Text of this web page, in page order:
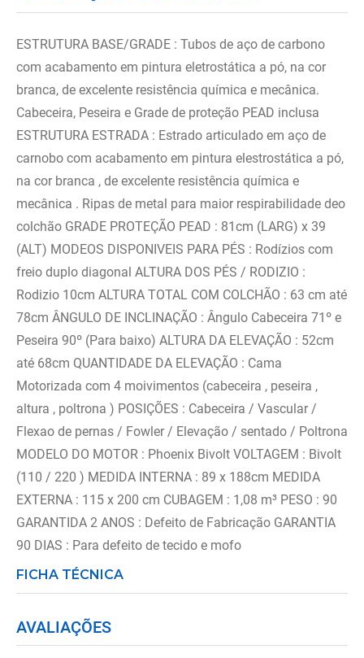
ESTRUTURA BASE/GRADE : Tubos de aço de carbono
com acabamento em pintura eletrostática a pó, na cor
branca, de excelente resistência química e mecânica.
Cabeceira, Peseira e Grade de proteção PEAD inclusa
ESTRUTURA ESTRADA : Estrado articulado em aço de
carnobo com acabamento em pintura elestrostática a pó,
na cor branca , de excelente resistência química e
mecânica . Ripas de metal para maior respirabilidade deo
colchão GRADE PROTEÇÃO PEAD : 81cm (LARG) x 39
(ALT) MODEOS DISPONIVEIS PARA PÉS : Rodízios com
freio duplo diagonal ALTURA DOS PÉS / RODIZIO :
Rodizio 10cm ALTURA TOTAL COM COLCHÃO : 63 cm até
78cm ÂNGULO DE INCLINAÇÃO : Ângulo Cabeceira 71º e
Peseira 90º (Para baixo) ALTURA DA ELEVAÇÃO : 52cm
até 68cm QUANTIDADE DA ELEVAÇÃO : Cama
Motorizada com 4 moivimentos (cabeceira , peseira ,
altura , poltrona ) POSIÇÕES : Cabeceira / Vascular /
Flexao de pernas / Fowler / Elevação / sentado / Poltrona
MODELO DO MOTOR : Phoenix Bivolt VOLTAGEM : Bivolt
(110 / 220 ) MEDIDA INTERNA : 89 x 188cm MEDIDA
EXTERNA : 115 x 200 cm CUBAGEM : 1,08 m³ PESO : 90
GARANTIDA 2 ANOS : Defeito de Fabricação GARANTIA
90 DIAS : Para defeito de tecido e mofo
FICHA TÉCNICA
AVALIAÇÕES